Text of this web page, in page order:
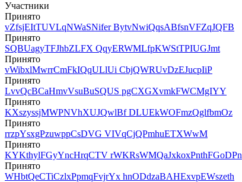
Участники
Принято
vZfsjEItTUVLqNWaSNifer BytvNwiQqsABfsnVFZqJQFB
Принято
SQBUagyTFJhbZLFX QqyERWMLfpKWStTPIUGJmt
Принято
vWibxlMwrrCmFkIQqULlUi CbjQWRUvDzEJucpIiP
Принято
LvvQcBCaHmvVsuBuSQUS pgCXGXvmkFWCMgIYY
Принято
KXszyssjMWPNVhXUJQwlBf DLUEkWOFmzQglfbmOz
Принято
rrzpYsxgPzuwppCsDVG VIVqCjQPmhuETXWwM
Принято
KYKthylFGyYncHrqCTV rWKRsWMQaJxkoxPnthFGoDPn
Принято
WHbtQeCTiCzlxPpmqFvjrYx hnODdzaBAHExvpEWszeth